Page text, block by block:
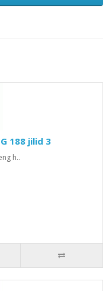
188 jilid 3
h..